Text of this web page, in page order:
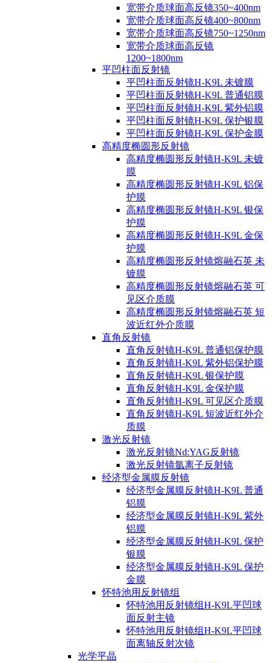
宽带介质球面高反镜350~400nm
宽带介质球面高反镜400~800nm
宽带介质球面高反镜750~1250nm
宽带介质球面高反镜
1200~1800nm
平凹柱面反射镜
平凹柱面反射镜H-K9L 未镀膜
平凹柱面反射镜H-K9L 普通铝膜
平凹柱面反射镜H-K9L 紫外铝膜
平凹柱面反射镜H-K9L 保护银膜
平凹柱面反射镜H-K9L 保护金膜
高精度椭圆形反射镜
高精度椭圆形反射镜H-K9L 未镀
膜
高精度椭圆形反射镜H-K9L 铝保
护膜
高精度椭圆形反射镜H-K9L 银保
护膜
高精度椭圆形反射镜H-K9L 金保
护膜
高精度椭圆形反射镜熔融石英 未
镀膜
高精度椭圆形反射镜熔融石英 可
见区介质膜
高精度椭圆形反射镜熔融石英 短
波近红外介质膜
直角反射镜
直角反射镜H-K9L 普通铝保护膜
直角反射镜H-K9L 紫外铝保护膜
直角反射镜H-K9L 银保护膜
直角反射镜H-K9L 金保护膜
直角反射镜H-K9L 可见区介质膜
直角反射镜H-K9L 短波近红外介
质膜
激光反射镜
激光反射镜Nd:YAG反射镜
激光反射镜氩离子反射镜
经济型金属膜反射镜
经济型金属膜反射镜H-K9L 普通
铝膜
经济型金属膜反射镜H-K9L 紫外
铝膜
经济型金属膜反射镜H-K9L 保护
银膜
经济型金属膜反射镜H-K9L 保护
金膜
怀特池用反射镜组
怀特池用反射镜组H-K9L平凹球
面反射主镜
怀特池用反射镜组H-K9L平凹球
面离轴反射次镜
光学平晶